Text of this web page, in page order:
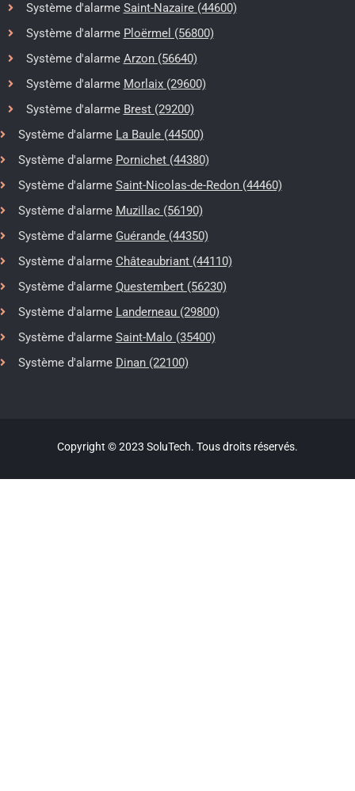
Système d'alarme Saint-Nazaire (44600)
Système d'alarme Ploërmel (56800)
Système d'alarme Arzon (56640)
Système d'alarme Morlaix (29600)
Système d'alarme Brest (29200)
Système d'alarme La Baule (44500)
Système d'alarme Pornichet (44380)
Système d'alarme Saint-Nicolas-de-Redon (44460)
Système d'alarme Muzillac (56190)
Système d'alarme Guérande (44350)
Système d'alarme Châteaubriant (44110)
Système d'alarme Questembert (56230)
Système d'alarme Landerneau (29800)
Système d'alarme Saint-Malo (35400)
Système d'alarme Dinan (22100)
Copyright © 2023 SoluTech. Tous droits réservés.